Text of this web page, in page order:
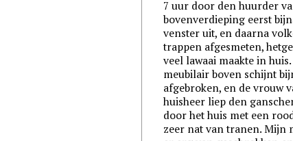
7 uur door den huurder
bovenverdieping eerst
venster uit, en daarna
trappen afgesmeten,
veel lawaai maakte in
meubilair boven schijnt
afgebroken, en de vrouw
huisheer liep den
door het huis met een
zeer nat van tranen. Mijn